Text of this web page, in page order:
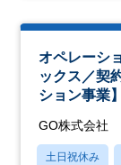
オペレーシ
ックス／契
ション事業】
GO株式会社
土日祝休み